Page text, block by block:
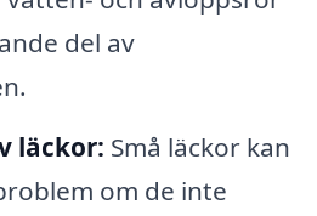
del av
läckor: Små läckor kan
om de inte